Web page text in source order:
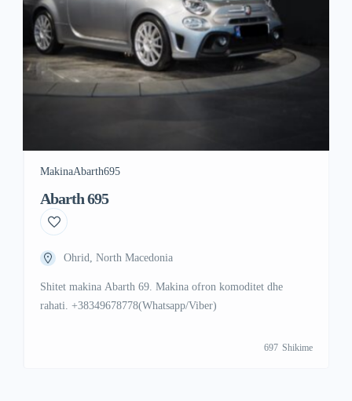
MakinaAbarth695
Abarth 695
Ohrid, North Macedonia
Shitet makina Abarth 69. Makina ofron komoditet dhe
rahati. +38349678778(Whatsapp/Viber)
697 Shikime